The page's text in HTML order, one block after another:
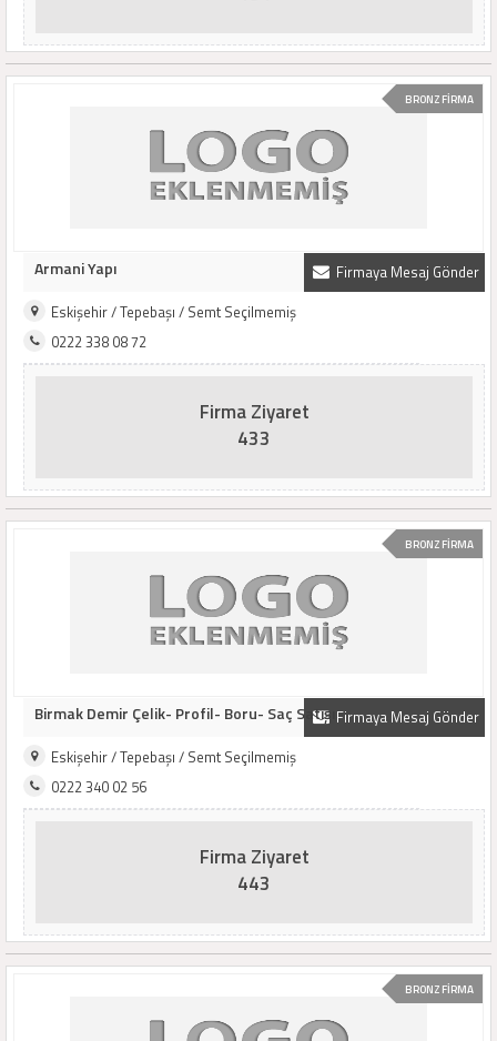
BRONZ FİRMA
Firmaya Mesaj Gönder
Armani Yapı
Eskişehir / Tepebaşı / Semt Seçilmemiş
0222 338 08 72
Firma Ziyaret
433
BRONZ FİRMA
Firmaya Mesaj Gönder
Birmak Demir Çelik- Profil- Boru- Saç Satışı
Eskişehir / Tepebaşı / Semt Seçilmemiş
0222 340 02 56
Firma Ziyaret
443
BRONZ FİRMA